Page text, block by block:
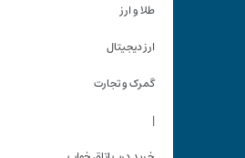
طلا و ارز
ارز دیجیتال
گمرک و تجارت
|